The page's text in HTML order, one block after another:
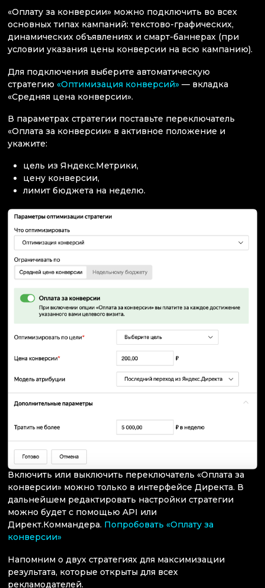
«Оплату за конверсии» можно подключить во всех
основных типах кампаний: текстово-графических,
динамических объявлениях и смарт-баннерах (при
условии указания цены конверсии на всю кампанию).
Для подключения выберите автоматическую
стратегию «Оптимизация конверсий» — вкладка
«Средняя цена конверсии».
В параметрах стратегии поставьте переключатель
«Оплата за конверсии» в активное положение и
укажите:
цель из Яндекс.Метрики,
цену конверсии,
лимит бюджета на неделю.
Включить или выключить переключатель «Оплата за
конверсии» можно только в интерфейсе Директа. В
дальнейшем редактировать настройки стратегии
можно будет с помощью API или
Директ.Коммандера. Попробовать «Оплату за
конверсии»
Напомним о двух стратегиях для максимизации
результата, которые открыты для всех
рекламодателей.